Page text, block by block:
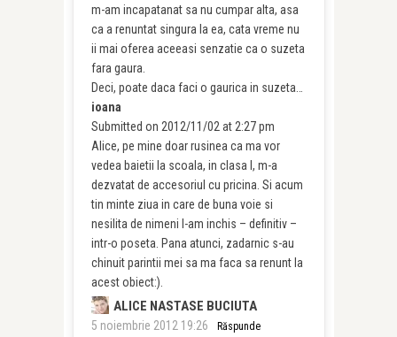
m-am incapatanat sa nu cumpar alta, asa
ca a renuntat singura la ea, cata vreme nu
ii mai oferea aceeasi senzatie ca o suzeta
fara gaura.
Deci, poate daca faci o gaurica in suzeta…
ioana
Submitted on 2012/11/02 at 2:27 pm
Alice, pe mine doar rusinea ca ma vor
vedea baietii la scoala, in clasa I, m-a
dezvatat de accesoriul cu pricina. Si acum
tin minte ziua in care de buna voie si
nesilita de nimeni l-am inchis – definitiv –
intr-o poseta. Pana atunci, zadarnic s-au
chinuit parintii mei sa ma faca sa renunt la
acest obiect:).
ALICE NASTASE BUCIUTA
5 noiembrie 2012 19:26 Răspunde